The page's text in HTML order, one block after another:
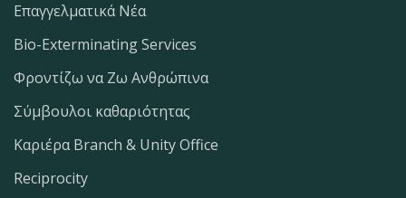
Επαγγελματικά Νέα
Bio-Exterminating Services
Φροντίζω να Ζω Ανθρώπινα
Σύμβουλοι καθαριότητας
Καριέρα Branch & Unity Office
Reciprocity